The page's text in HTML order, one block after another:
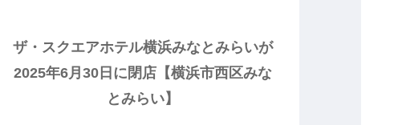
ザ・スクエアホテル横浜みなとみらいが
2025年6月30日に閉店【横浜市西区みな
とみらい】